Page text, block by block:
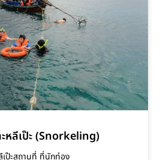
ะหลีเป๊ะ (Snorkeling)
เป๊ะสถานที่ ที่นักท่อง